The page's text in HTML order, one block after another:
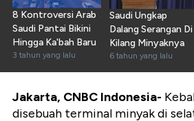
8 Kontroversi Arab
Saudi Pantai Bikini
Hingga Ka'bah Baru
3 tahun yang lalu
Saudi Ungkap
Dalang Serangan Di
Kilang Minyaknya
6 tahun yang lalu
Jakarta, CNBC Indonesia-
disebuah terminal minyak di